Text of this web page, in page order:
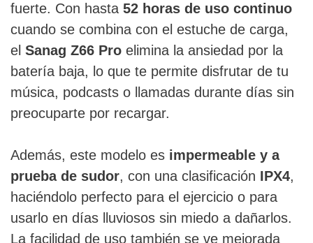
fuerte. Con hasta 52 horas de uso continuo
cuando se combina con el estuche de carga,
el Sanag Z66 Pro elimina la ansiedad por la
batería baja, lo que te permite disfrutar de tu
música, podcasts o llamadas durante días sin
preocuparte por recargar.
Además, este modelo es impermeable y a
prueba de sudor, con una clasificación IPX4,
haciéndolo perfecto para el ejercicio o para
usarlo en días lluviosos sin miedo a dañarlos.
La facilidad de uso también se ve mejorada